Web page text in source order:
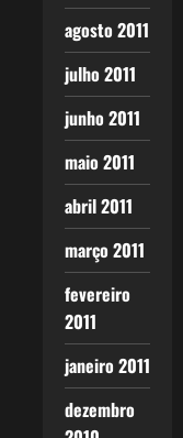
agosto 2011
julho 2011
junho 2011
maio 2011
abril 2011
março 2011
fevereiro
2011
janeiro 2011
dezembro